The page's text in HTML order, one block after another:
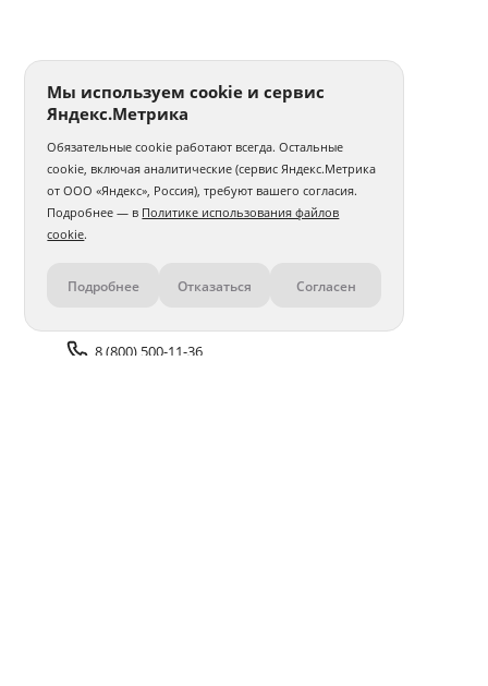
Контакты
8 (800) 500-11-36
Мы используем cookie и сервис
Яндекс.Метрика
Обязательные cookie работают всегда. Остальные
cookie, включая аналитические (сервис Яндекс.Метрика
от ООО «Яндекс», Россия), требуют вашего согласия.
Подробнее — в Политике использования файлов
cookie.
Подробнее Отказаться Согласен